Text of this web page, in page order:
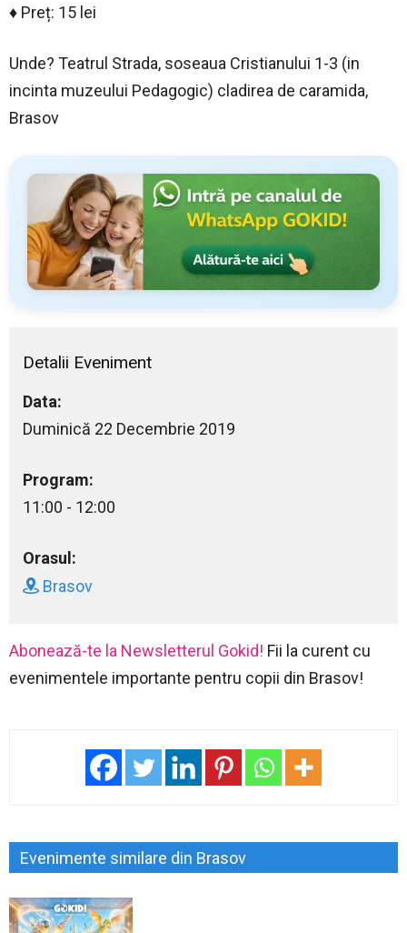
♦️ Preț: 15 lei
Unde? Teatrul Strada, soseaua Cristianului 1-3 (in
incinta muzeului Pedagogic) cladirea de caramida,
Brasov
Detalii Eveniment
Data:
Duminică 22 Decembrie 2019
Program:
11:00 - 12:00
Orasul:
Brasov
Abonează-te la Newsletterul Gokid! Fii la curent cu
evenimentele importante pentru copii din Brasov!
Evenimente similare din Brasov